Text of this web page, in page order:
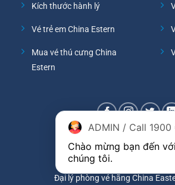
Kích thước hành lý
Vé trẻ em China Estern
Mua vé thú cưng China
Estern
Đại lý phòng vé hãng China
ADMIN / Call 1900
Chào mừng bạn đến
chúng tôi.